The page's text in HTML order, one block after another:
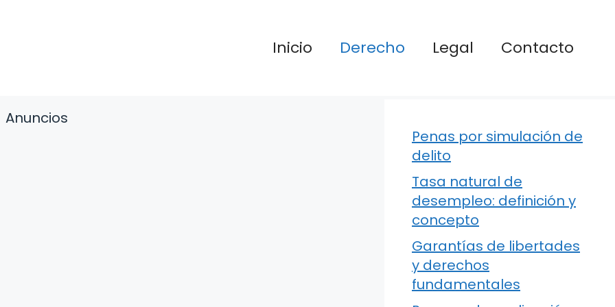
Inicio Derecho Legal Contacto
Anuncios
Penas por simulación de
delito
Tasa natural de
desempleo: definición y
concepto
Garantías de libertades
y derechos
fundamentales